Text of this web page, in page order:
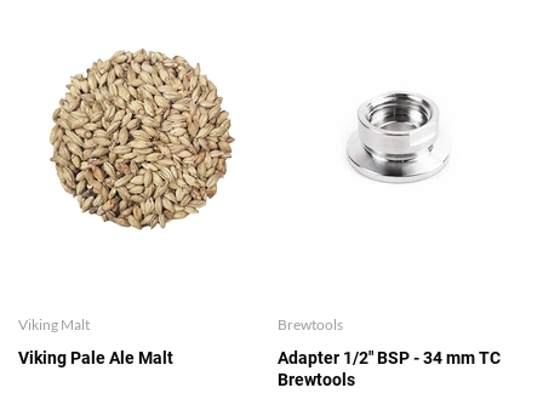
Viking Malt
Viking Pale Ale Malt
Brewtools
Adapter 1/2" BSP - 34 mm TC
Brewtools